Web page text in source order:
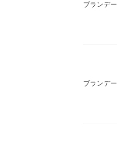
ブランデー
ブランデー